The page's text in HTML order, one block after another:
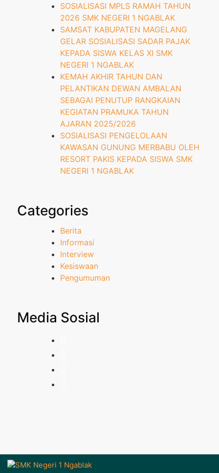
SOSIALISASI MPLS RAMAH TAHUN
2026 SMK NEGERI 1 NGABLAK
SAMSAT KABUPATEN MAGELANG
GELAR SOSIALISASI SADAR PAJAK
KEPADA SISWA KELAS XI SMK
NEGERI 1 NGABLAK
KEMAH AKHIR TAHUN DAN
PELANTIKAN DEWAN AMBALAN
SEBAGAI PENUTUP RANGKAIAN
KEGIATAN PRAMUKA TAHUN
AJARAN 2025/2026
SOSIALISASI PENGELOLAAN
KAWASAN GUNUNG MERBABU OLEH
RESORT PAKIS KEPADA SISWA SMK
NEGERI 1 NGABLAK
Categories
Berita
Informasi
Interview
Kesiswaan
Pengumuman
Media Sosial